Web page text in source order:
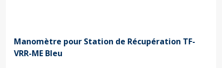
Manomètre pour Station de Récupération TF-
VRR-ME Bleu